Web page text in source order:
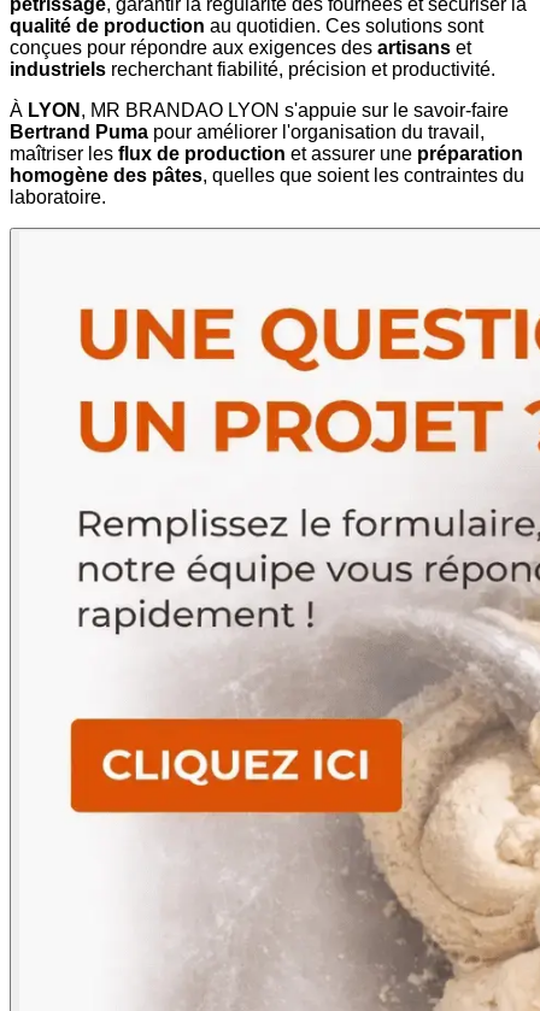
qualité de production au quotidien. Ces solutions sont
conçues pour répondre aux exigences des artisans et
industriels recherchant fiabilité, précision et productivité.
À LYON , MR BRANDAO LYON s'appuie sur le savoir-faire
Bertrand Puma pour améliorer l'organisation du travail,
maîtriser les flux de production et assurer une préparation
homogène des pâtes, quelles que soient les contraintes du
laboratoire.